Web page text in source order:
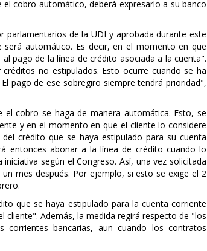
cobro automático, deberá expresarlo a su banco
parlamentarios de la UDI y aprobada durante este
automático. Es decir, en el momento en que
pago de la línea de crédito asociada a la cuenta".
no estipulados. Esto ocurre cuando se ha
pago de ese sobregiro siempre tendrá prioridad",
cobro se haga de manera automática. Esto, se
y en el momento en que el cliente lo considere
crédito que se haya estipulado para su cuenta
entonces abonar a la línea de crédito cuando lo
según el Congreso. Así, una vez solicitada
mes después. Por ejemplo, si esto se exige el 2
que se haya estipulado para la cuenta corriente
cliente". Además, la medida regirá respecto de "los
bancarias, aun cuando los contratos